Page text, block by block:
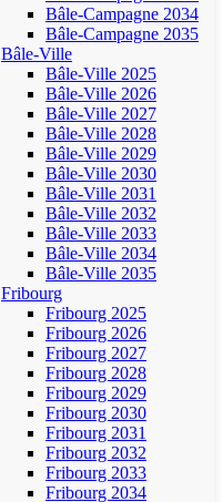
Bâle-Campagne 2034
Bâle-Campagne 2035
Bâle-Ville
Bâle-Ville 2025
Bâle-Ville 2026
Bâle-Ville 2027
Bâle-Ville 2028
Bâle-Ville 2029
Bâle-Ville 2030
Bâle-Ville 2031
Bâle-Ville 2032
Bâle-Ville 2033
Bâle-Ville 2034
Bâle-Ville 2035
Fribourg
Fribourg 2025
Fribourg 2026
Fribourg 2027
Fribourg 2028
Fribourg 2029
Fribourg 2030
Fribourg 2031
Fribourg 2032
Fribourg 2033
Fribourg 2034